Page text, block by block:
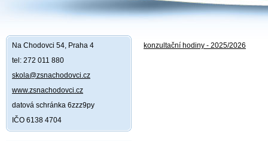
Na Chodovci 54, Praha 4
tel: 272 011 880
skola@zsnachodovci.cz
www.zsnachodovci.cz
datová schránka 6zzz9py
IČO 6138 4704
konzultační hodiny - 2025/2026